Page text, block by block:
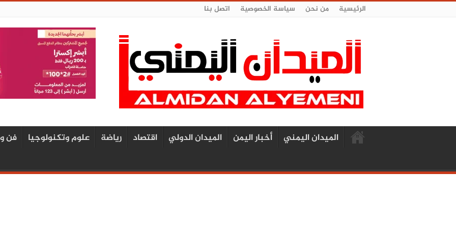
الرئيسية من نحن سياسة الخصوصية اتصل بنا
الميدان اليمني أخبار اليمن الميدان الدولي اقتصاد رياضة علوم وتكنولوجيا فن